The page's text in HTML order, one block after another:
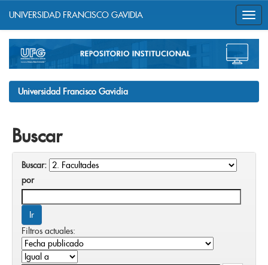
navigation
UNIVERSIDAD FRANCISCO GAVIDIA
Universidad Francisco Gavidia
Buscar
Buscar:
por
Filtros actuales: